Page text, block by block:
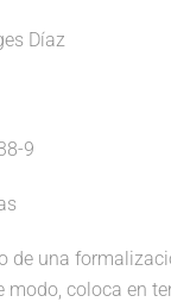
Díaz
9
de una
modo, coloca en